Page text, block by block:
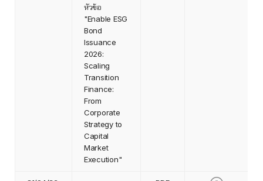
หัวข้อ
"Enable ESG
Bond
Issuance
2026:
Scaling
Transition
Finance:
From
Corporate
Strategy to
Capital
Market
Execution"